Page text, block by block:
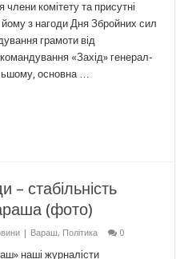
члени комітету та присутні
з нагоди Дня Збройних сил
грамоти від
«Захід» генерал-
основна …
– стабільність
(фото)
| Вараш, Політика 0
наші журналісти